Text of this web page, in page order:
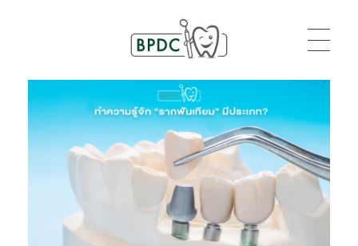
BPDC